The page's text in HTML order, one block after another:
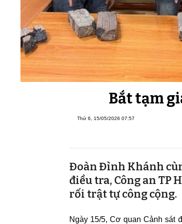
Bắt tạm
Thứ 6, 15/05/2026 07:57
Đoàn Đình Khánh
điều tra, Công an TP
rối trật tự công cộng.
Ngày 15/5, Cơ quan Cảnh sát